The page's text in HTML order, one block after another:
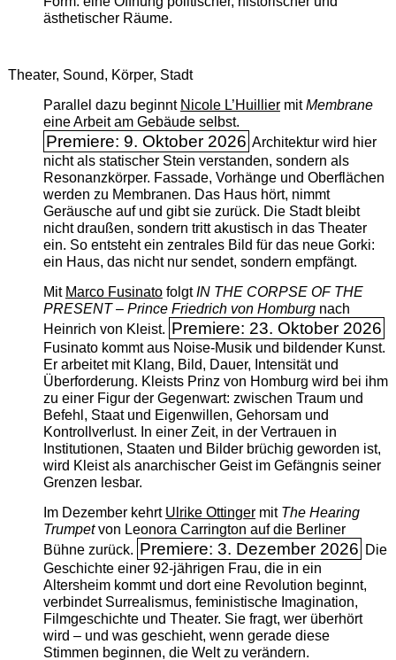
ästhetischer Räume.
Theater, Sound, Körper, Stadt
Parallel dazu beginnt Nicole L’Huilliermit ­Membrane
eine Arbeit am Gebäude selbst.
Premiere: 9. Oktober 2026 Architektur wird hier
nicht als statischer Stein verstanden, sondern als
Resonanzkörper. Fassade, Vorhänge und Oberflächen
werden zu Membranen. Das Haus hört, nimmt
Geräusche auf und gibt sie zurück. Die Stadt bleibt
nicht draußen, sondern tritt akustisch in das Theater
ein. So entsteht ein zentrales Bild für das neue Gorki:
ein Haus, das nicht nur sendet, sondern empfängt.
Mit Marco FusinatofolgtIN THE CORPSE OF THE
PRESENT – Prince Friedrich von Homburgnach
Heinrich von Kleist. Premiere: 23. Oktober 2026
Fusinato kommt aus Noise-Musik und bildender Kunst.
Er arbeitet mit Klang, Bild, Dauer, Intensität und
Überforderung. Kleists Prinz von Homburg wird bei ihm
zu einer Figur der Gegenwart: zwischen Traum und
Befehl, Staat und Eigenwillen, Gehorsam und
Kontrollverlust. In einer Zeit, in der Vertrauen in
Institutionen, Staaten und Bilder brüchig geworden ist,
wird Kleist als anarchischer Geist im Gefängnis seiner
Grenzen lesbar.
Im Dezember kehrt Ulrike Ottingermit The ­Hearing
Trumpetvon Leonora Carrington auf die Berliner
Bühne zurück. Premiere: 3. Dezember 2026 Die
Geschichte einer 92-jährigen Frau, die in ein
Altersheim kommt und dort eine Revolution beginnt,
verbindet Surrealismus, feministische Imagination,
Filmgeschichte und Theater. Sie fragt, wer überhört
wird – und was geschieht, wenn gerade diese
Stimmen beginnen, die Welt zu verändern.